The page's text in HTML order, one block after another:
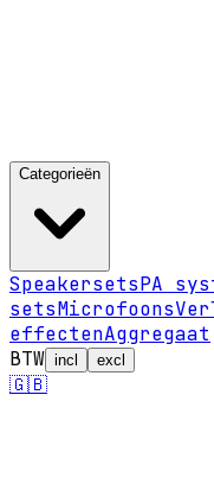
Categorieën
SpeakersetsPA
setsMicrofoons
effectenAggregaat
BTW incl excl
🇬🇧